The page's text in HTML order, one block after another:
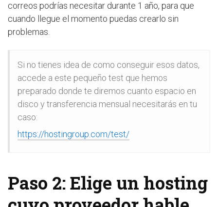
correos podrías necesitar durante 1 año, para que
cuando llegue el momento puedas crearlo sin
problemas.
Si no tienes idea de como conseguir esos datos,
accede a este pequeño test que hemos
preparado donde te diremos cuanto espacio en
disco y transferencia mensual necesitarás en tu
caso:
https://hostingroup.com/test/
Paso 2: Elige un hosting